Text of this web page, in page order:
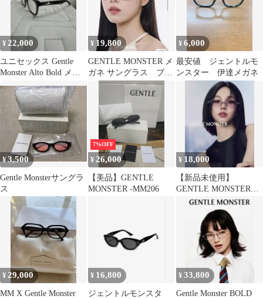
¥22,000
ユニセックス Gentle
Monster Alto Bold メガ
ネ 試着
¥ 19,800
GENTLE MONSTER メ
ガネ サングラス ブル
ーライト・UVカット
¥6,000
最安値 ジェントルモ
ンスター 伊達メガネ
¥3,500
Gentle Monsterサングラ
ス
7%OFF
¥ 26,000
【美品】GENTLE
MONSTER -MM206
¥ 18,000
【新品未使用】
GENTLE MONSTER
PICO 折りたたみ クリ
ア メガネ
¥ 29,000
MM X Gentle Monster
¥ 16,800
ジェントルモンスタ
¥33,800
Gentle Monster BOLD